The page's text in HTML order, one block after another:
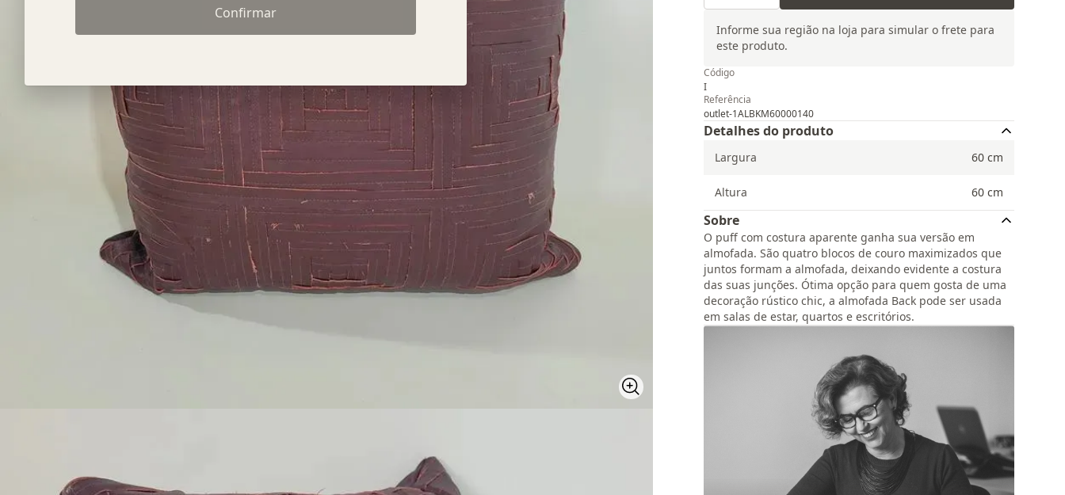
Confirmar
Informe sua região na loja para simular o frete para
este produto.
Código
I
Referência
outlet-1ALBKM60000140
Detalhes do produto
Largura 60 cm
Altura 60 cm
Sobre
O puff com costura aparente ganha sua versão em
almofada. São quatro blocos de couro maximizados que
juntos formam a almofada, deixando evidente a costura
das suas junções. Ótima opção para quem gosta de uma
decoração rústico chic, a almofada Back pode ser usada
em salas de estar, quartos e escritórios.